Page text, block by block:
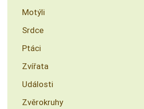
Motýli
Srdce
Ptáci
Zvířata
Události
Zvěrokruhy